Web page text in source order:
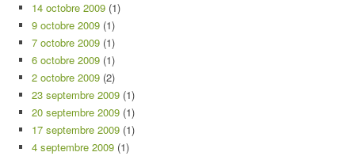
14 octobre 2009 (1)
9 octobre 2009 (1)
7 octobre 2009 (1)
6 octobre 2009 (1)
2 octobre 2009 (2)
23 septembre 2009 (1)
20 septembre 2009 (1)
17 septembre 2009 (1)
4 septembre 2009 (1)